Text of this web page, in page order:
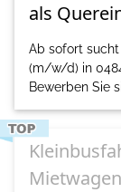
als
Ab sofort
(m/w/d) in
Bewerben Sie